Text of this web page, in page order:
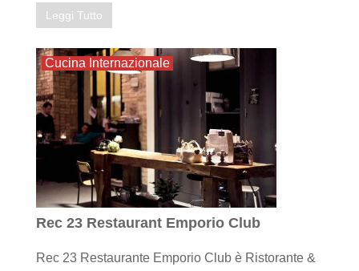
Leggi Tutto
Cucina Internazionale
Rec 23 Restaurant Emporio Club
Rec 23 Restaurante Emporio Club è Ristorante &